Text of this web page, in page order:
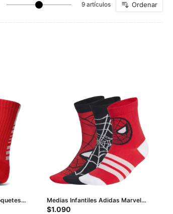
9 artículos
-
Medias Infantiles Adidas Marvel
Spider Man 3 Pares - Rojo - Negro -
$1.090